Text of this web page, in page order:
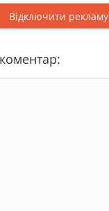
Відключити рекламу